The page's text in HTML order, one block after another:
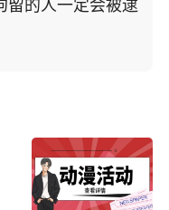
留的人一定会被逮